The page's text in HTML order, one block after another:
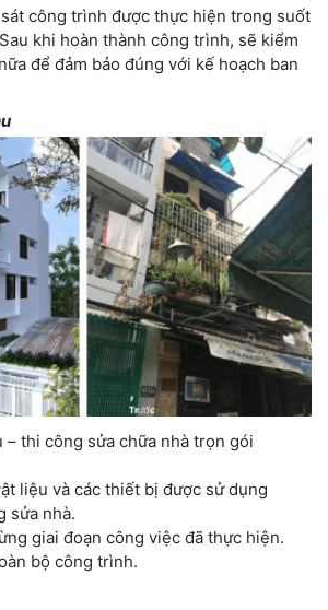
công trình được thực hiện trong suốt
khi hoàn thành công trình, sẽ kiểm
để đảm bảo đúng với kế hoạch ban
– thi công sửa chữa nhà trọn gói
liệu và các thiết bị được sử dụng
sửa nhà.
giai đoạn công việc đã thực hiện.
bộ công trình.